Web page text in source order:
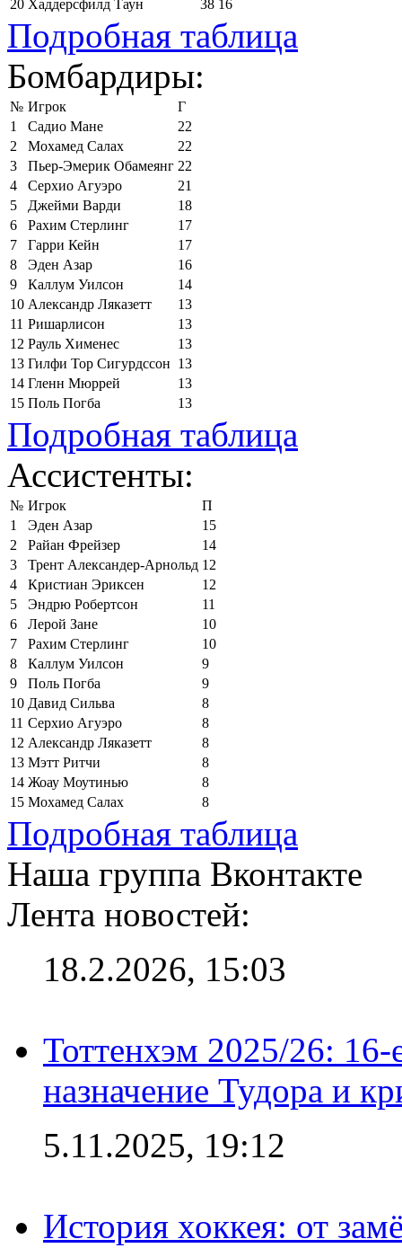
20 Хаддерсфилд Таун 38 16
Подробная таблица
Бомбардиры:
№ Игрок
Г
1
Садио Мане
22
2
Мохамед Салах
22
3
Пьер-Эмерик Обамеянг 22
4
Серхио Агуэро
21
5
Джейми Варди
18
6
Рахим Стерлинг
17
7
Гарри Кейн
17
8
Эден Азар
16
9
Каллум Уилсон
14
10 Александр Ляказетт
13
11 Ришарлисон
13
12 Рауль Хименес
13
13 Гилфи Тор Сигурдссон 13
14 Гленн Мюррей
13
15 Поль Погба 13
Подробная таблица
Ассистенты:
№ Игрок
П
1
Эден Азар
15
2
Райан Фрейзер
14
3
Трент Александер-Арнольд 12
4
Кристиан Эриксен
12
5
Эндрю Робертсон
11
6
Лерой Зане
10
7
Рахим Стерлинг
10
8
Каллум Уилсон
9
9
Поль Погба
9
10 Давид Сильва
8
11 Серхио Агуэро
8
12 Александр Ляказетт
8
13 Мэтт Ритчи
8
14 Жоау Моутинью
8
15 Мохамед Салах 8
Подробная таблица
Наша группа Вконтакте
Лента новостей:
18.2.2026, 15:03
Тоттенхэм 2025/26:
назначение Тудора и
5.11.2025, 19:12
История хоккея: от